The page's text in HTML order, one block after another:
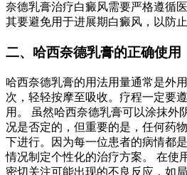
奈德乳膏治疗白癜风需要严格遵循
其要避免用于进展期白癜风，以防
二、哈西奈德乳膏的正确使用
哈西奈德乳膏的用法用量通常是外
次，轻轻按摩至吸收。疗程一定要
用。 虽然哈西奈德乳膏可以涂抹外
况是否定的，但重要的是，任何药
下进行。因为每一位患者的病情都
情况制定个性化的治疗方案。 在使
密切关注可能出现的不良反应，如